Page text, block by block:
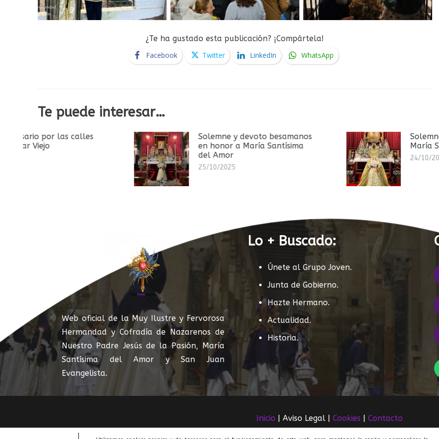
¿Te ha gustado esta publicación? ¡Compártela!
Facebook
Twitter LinkedIn WhatsApp
Te puede interesar…
Solemne y devoto besamanos
en honor a María Santísima
Solemne Triduo en honor a
María Santísima del Amor
Web oficial de la Muy Ilustre y Fervorosa
Hermandad y Cofradía de Nazarenos de
Nuestro Padre Jesús de la Pasión, María
Santísima del Amor y San Juan
Evangelista.
Lo + Buscado:
Únete al Grupo Joven.
Junta de Gobierno.
Hazte Hermano.
Actualidad.
Historia.
Inicio | Aviso Legal | Cookies Contacto